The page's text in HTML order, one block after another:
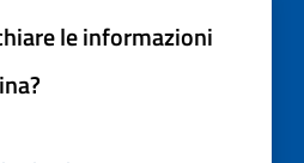
le informazioni